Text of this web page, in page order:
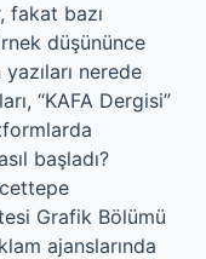
fakat bazı
düşününce
nerede
“KAFA Dergisi”
başladı?
Grafik Bölümü
ajanslarında